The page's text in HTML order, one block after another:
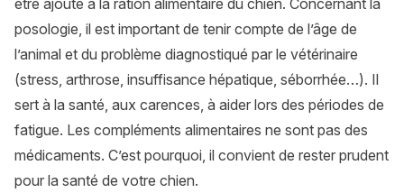
posologie, il est important de tenir compte de l’âge de
l’animal et du problème diagnostiqué par le vétérinaire
(stress, arthrose, insuffisance hépatique, séborrhée…). Il
sert à la santé, aux carences, à aider lors des périodes de
fatigue. Les compléments alimentaires ne sont pas des
médicaments. C’est pourquoi, il convient de rester prudent
pour la santé de votre chien.